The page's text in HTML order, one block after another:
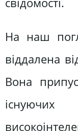
На наш
віддалена
Вона